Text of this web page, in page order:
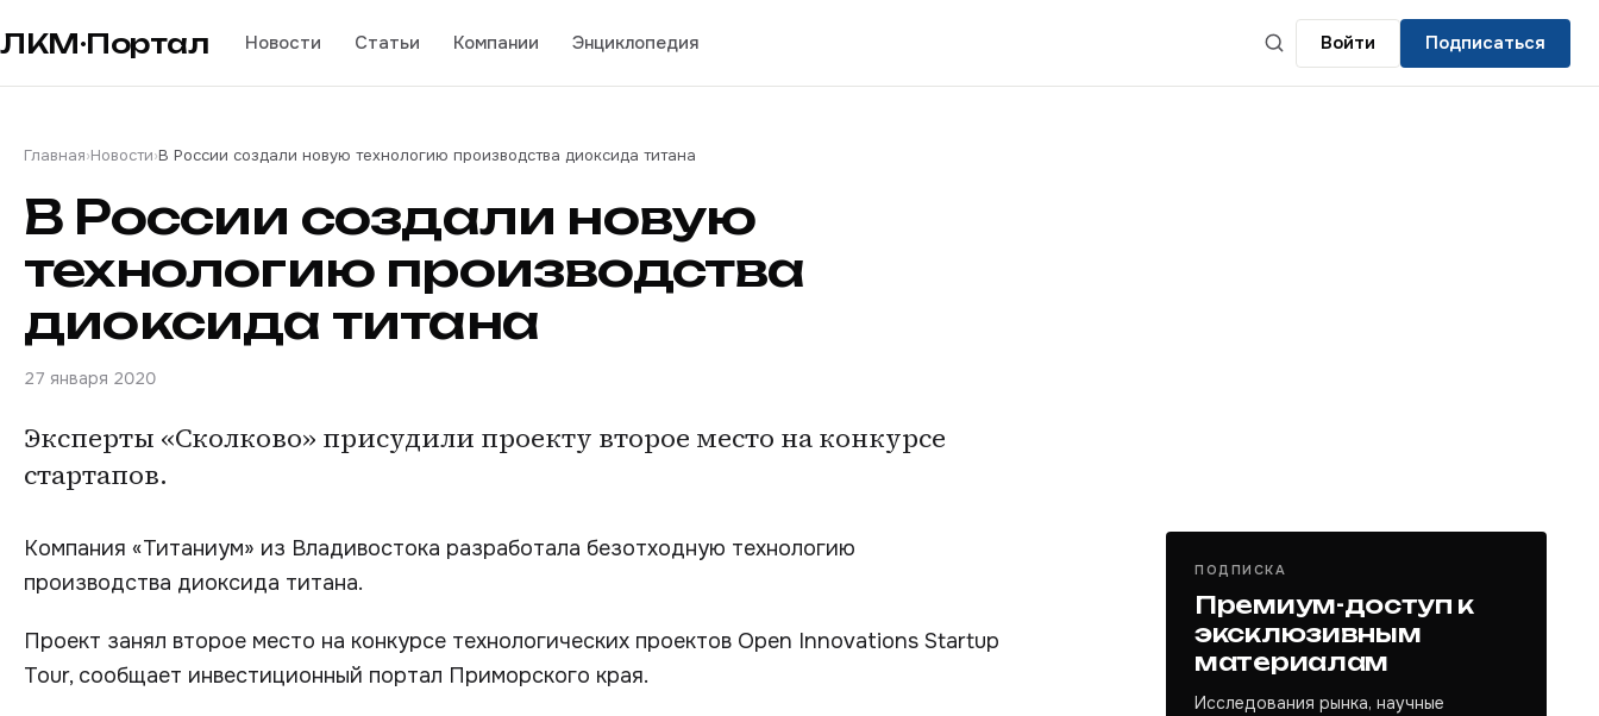
ЛКМ·Портал Новости Статьи Компании Энциклопедия Войти Подписаться
Главная›Новости›В России создали новую технологию производства диоксида титана
В России создали новую
технологию производства
диоксида титана
27 января 2020
Эксперты «Сколково» присудили проекту второе место на конкурсе
стартапов.
Компания «Титаниум» из Владивостока разработала безотходную технологию
производства диоксида титана.
Проект занял второе место на конкурсе технологических проектов Open Innovations Startup
Tour, сообщает инвестиционный портал Приморского края.
ПОДПИСКА
Премиум-доступ к
эксклюзивным
материалам
Исследования рынка, научные